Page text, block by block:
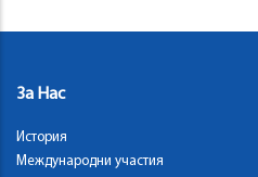
За Нас
История
Международни участия